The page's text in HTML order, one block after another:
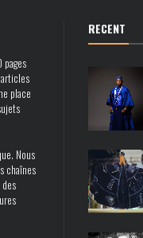
place
Nous
chaînes
RECENT